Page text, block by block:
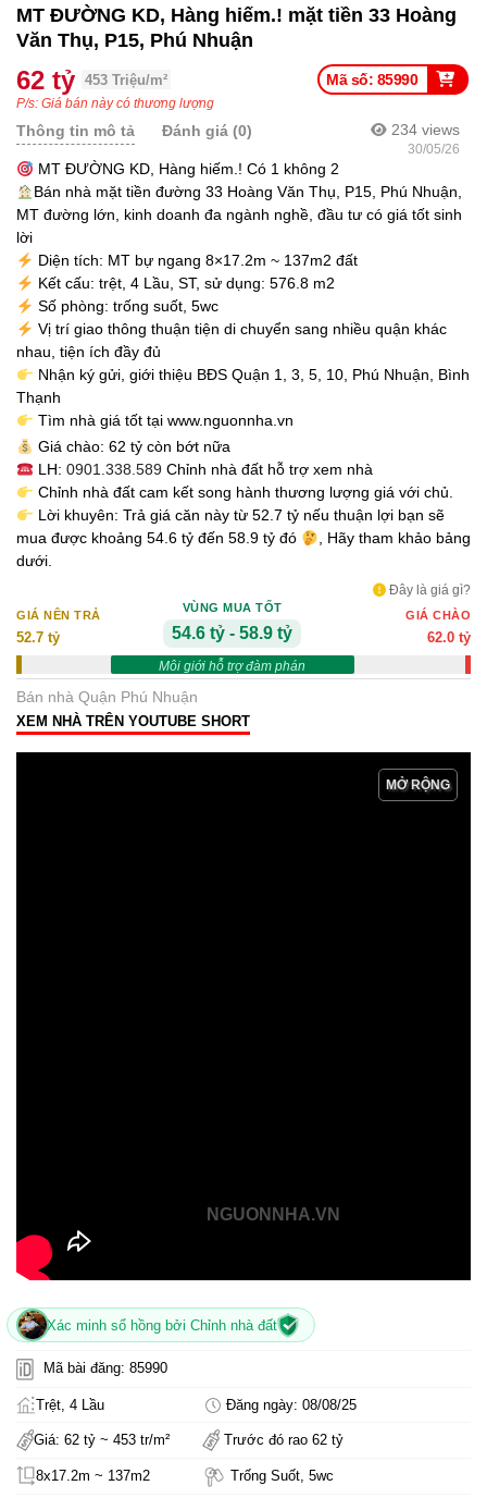
MT ĐƯỜNG KD, Hàng hiếm.! mặt tiền 33 Hoàng
Văn Thụ, P15, Phú Nhuận
Mã số: 85990
62 tỷ 453 Triệu/m²
P/s: Giá bán này có thương lượng
234 views
30/05/26
Thông tin mô tả Đánh giá (0)
MT ĐƯỜNG KD, Hàng hiếm.! Có 1 không 2
Bán nhà mặt tiền đường 33 Hoàng Văn Thụ, P15, Phú Nhuận,
MT đường lớn, kinh doanh đa ngành nghề, đầu tư có giá tốt sinh
lời
Diện tích: MT bự ngang 8×17.2m ~ 137m2 đất
Kết cấu: trệt, 4 Lầu, ST, sử dụng: 576.8 m2
Số phòng: trống suốt, 5wc
Vị trí giao thông thuận tiện di chuyển sang nhiều quận khác
nhau, tiện ích đầy đủ
Nhận ký gửi, giới thiệu BĐS Quận 1, 3, 5, 10, Phú Nhuận, Bình
Thạnh
Tìm nhà giá tốt tại www.nguonnha.vn
Giá chào: 62 tỷ còn bớt nữa
LH: 0901.338.589Chỉnh nhà đất hỗ trợ xem nhà
Chỉnh nhà đất cam kết song hành thương lượng giá với chủ.
Lời khuyên: Trả giá căn này từ 52.7 tỷ nếu thuận lợi bạn sẽ
mua được khoảng 54.6 tỷ đến 58.9 tỷ đó
, Hãy tham khảo bảng
dưới.
Đây là giá gì?
GIÁ NÊN TRẢ
52.7 tỷ
VÙNG MUA TỐT
54.6 tỷ - 58.9 tỷ
Môi giới hỗ trợ đàm phán
GIÁ CHÀO
62.0 tỷ
Bán nhà Quận Phú Nhuận
XEM NHÀ TRÊN YOUTUBE SHORT
MỞ RỘNG
NGUONNHA.VN
Xác minh sổ hồng bởi Chỉnh nhà đất
Mã bài đăng: 85990
Trệt, 4 Lầu Đăng ngày: 08/08/25
Giá: 62 tỷ ~ 453 tr/m² Trước đó rao 62 tỷ
8x17.2m ~ 137m2 Trống Suốt, 5wc